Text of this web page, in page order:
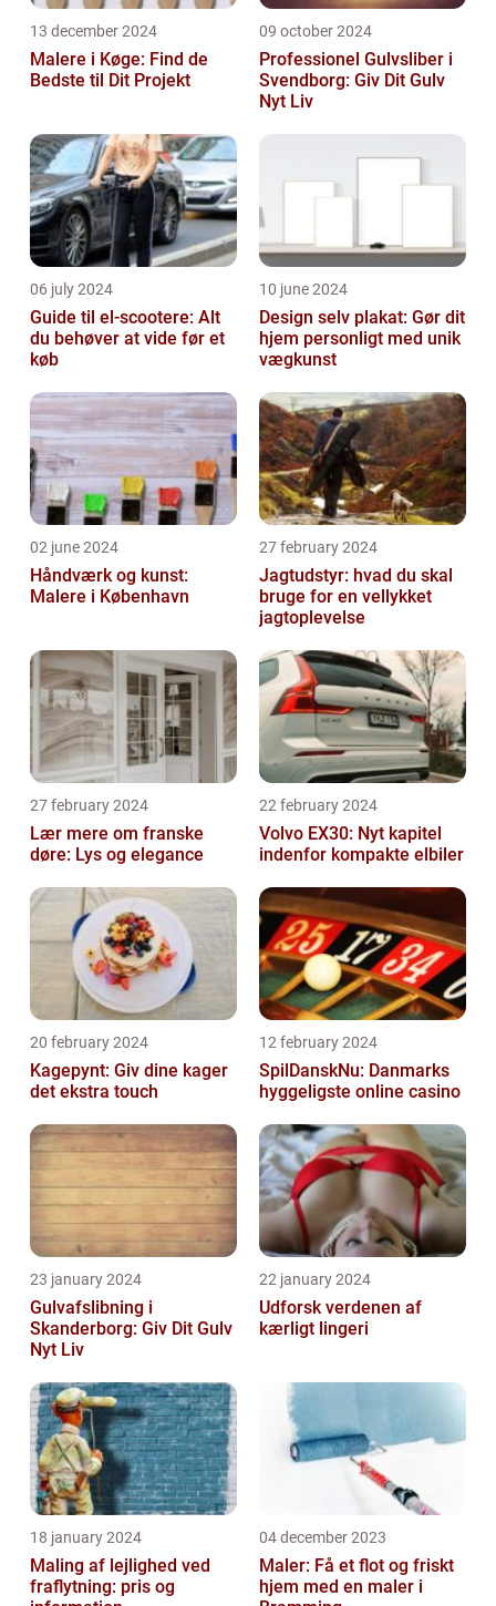
13 december 2024
Malere i Køge: Find de
Bedste til Dit Projekt
09 october 2024
Professionel Gulvsliber i
Svendborg: Giv Dit Gulv
Nyt Liv
06 july 2024
Guide til el-scootere: Alt
du behøver at vide før et
køb
10 june 2024
Design selv plakat: Gør dit
hjem personligt med unik
vægkunst
02 june 2024
Håndværk og kunst:
Malere i København
27 february 2024
Jagtudstyr: hvad du skal
bruge for en vellykket
jagtoplevelse
27 february 2024
Lær mere om franske
døre: Lys og elegance
22 february 2024
Volvo EX30: Nyt kapitel
indenfor kompakte elbiler
20 february 2024
Kagepynt: Giv dine kager
det ekstra touch
12 february 2024
SpilDanskNu: Danmarks
hyggeligste online casino
23 january 2024
Gulvafslibning i
Skanderborg: Giv Dit Gulv
Nyt Liv
22 january 2024
Udforsk verdenen af
kærligt lingeri
18 january 2024
Maling af lejlighed ved
fraflytning: pris og
04 december 2023
Maler: Få et flot og friskt
hjem med en maler i